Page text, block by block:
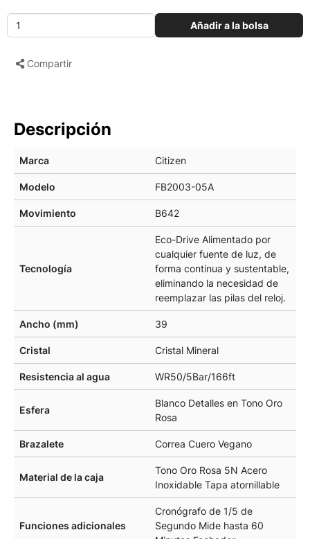
Añadir a la bolsa
Compartir
Descripción
Marca Citizen
Modelo FB2003-05A
Movimiento B642
Tecnología
Eco-Drive Alimentado por
cualquier fuente de luz, de
forma continua y sustentable,
eliminando la necesidad de
reemplazar las pilas del reloj.
Ancho (mm) 39
Cristal Cristal Mineral
Resistencia al agua WR50/5Bar/166ft
Esfera
Blanco Detalles en Tono Oro
Rosa
Brazalete Correa Cuero Vegano
Material de la caja
Tono Oro Rosa 5N Acero
Inoxidable Tapa atornillable
Funciones adicionales
Cronógrafo de 1/5 de
Segundo Mide hasta 60